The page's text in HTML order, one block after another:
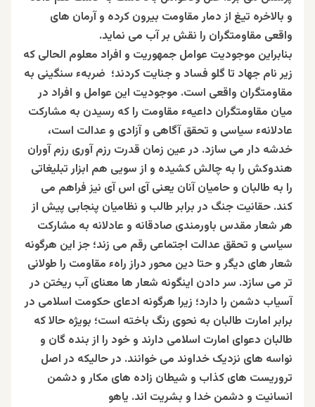
و بالاخره تیغ از دمار مقاومت بیرون کرده و آرمان های
واقعی مقاومتگران را نقش بر آب می نماید.
بنابراین موجودیت عوامل جمهوریت و افراد معلوم الحالی که
زیر نام جهاد تا گلو فساد و جنایت کردند؛ ضربهء سنگینی به
مقاومتگران واقعی است. موجودیت این عوامل و افراد در
میان مقاومتگران داعیهء مقاومت را که رسیدن به مشارکت
عادلانهء سیاسی و تحقق آگاهی و آزادی و عدالت است،
خدشه دار می سازد. در عین زمان قدرت رزم آوری رزم آوران
هندوکش را به چالش کشیده و از سویی هم ابزار تبليغاتی
را به طالبان و حاميان آنان یعنی آی اس آی نیز فراهم می
کند. حقانیت جنگ در برابر طالب و نظامیان پنجابی پیش از
هر شعار مقدس باورمندی صادقانه و عادلانه به مشارکت
سیاسی و تحقق عدالت اجتماعی رقم می زند؛ جز این هرگونه
شعار های دیگر و حتا دین محور دراز راهء مقاومت را طولانی
تر می سازد. سر دادن اینگونه شعار ها معنای آب ریختن در
آسیاب دشمن را دارد؛ زیرا هرگونه ادعای حکومت اسلامی در
برابر امارت طالبان به نحوی رنگ باخته است؛ بویژه حالا که
طالبان دعوای امارت اسلامی دارند و خود را از بنده گان و
نواسه های نزدیک خداوند می خوانند. در حاليکه در اصل
تروریست های کذاب و شیطان زاده های مکار و دشمن
انسانیت و دشمن خدا و بشریت اند. یاهو